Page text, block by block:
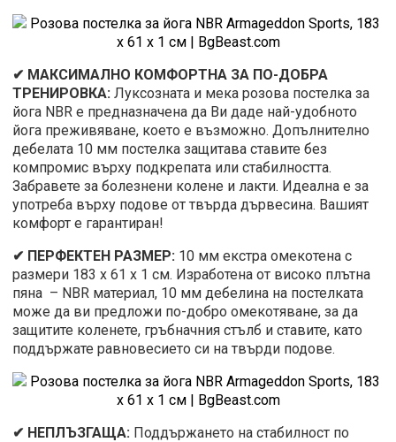
✔ МАКСИМАЛНО КОМФОРТНА ЗА ПО-ДОБРА
ТРЕНИРОВКА:Луксозната и мека розова постелка за
йога NBR е предназначена да Ви даде най-удобното
йога преживяване, което е възможно. Допълнително
дебелата 10 мм постелка защитава ставите без
компромис върху подкрепата или стабилността.
Забравете за болезнени колене и лакти. Идеална е за
употреба върху подове от твърда дървесина. Вашият
комфорт е гарантиран!
✔ ПЕРФЕКТЕН РАЗМЕР: 10 мм екстра омекотена с
размери 183 x 61 x 1 см. Изработена от високо плътна
пяна – NBR материал, 10 мм дебелина на постелката
може да ви предложи по-добро омекотяване, за да
защитите коленете, гръбначния стълб и ставите, като
поддържате равновесието си на твърди подове.
✔ НЕПЛЪЗГАЩА: Поддържането на стабилност по